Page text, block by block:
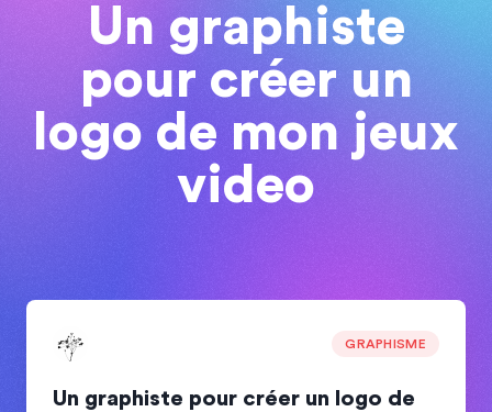
Un graphiste
pour créer un
logo de mon jeux
video
GRAPHISME
Un graphiste pour créer un logo de